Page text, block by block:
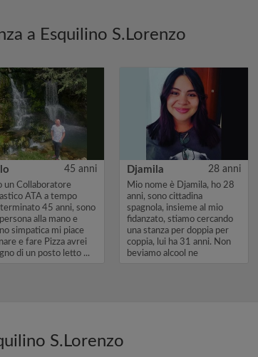
a Esquilino S.Lorenzo
45 anni
un Collaboratore
ATA a tempo
45 anni, sono
alla mano e
simpatica mi piace
e fare Pizza avrei
di un posto letto ...
Djamila 28 anni
Mio nome è Djamila, ho 28
anni, sono cittadina
spagnola, insieme al mio
fidanzato, stiamo cercando
una stanza per doppia per
coppia, lui ha 31 anni. Non
beviamo alcool ne
S.Lorenzo